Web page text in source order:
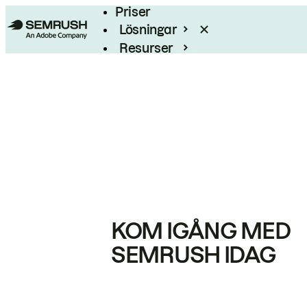
Priser
Lösningar
Resurser
KOM IGÅNG MED
SEMRUSH IDAG